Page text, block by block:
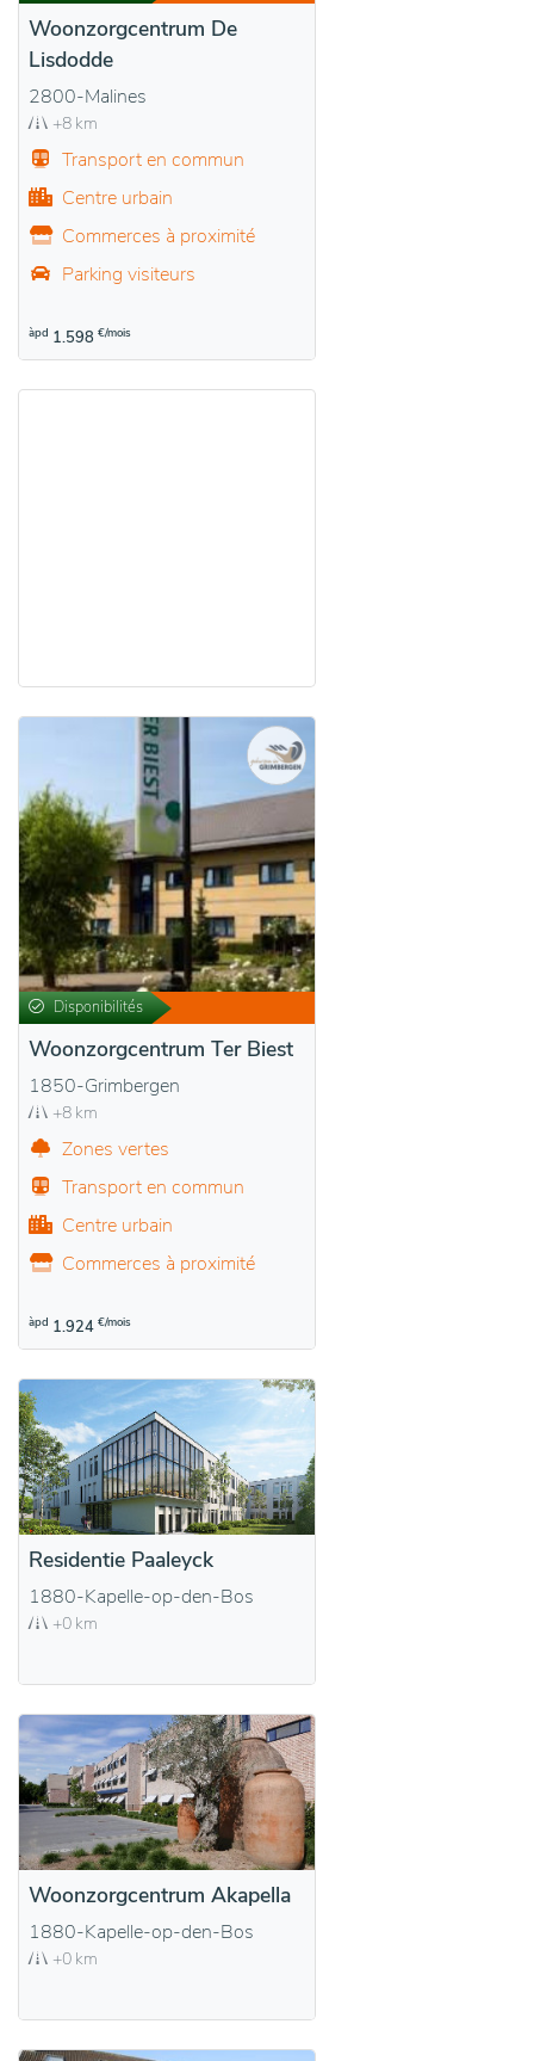
Woonzorgcentrum De
Lisdodde
2800-Malines
+8 km
Transport en commun
Centre urbain
Commerces à proximité
Parking visiteurs
àpd 1.598 €/mois
Disponibilités
Woonzorgcentrum Ter Biest
1850-Grimbergen
+8 km
Zones vertes
Transport en commun
Centre urbain
Commerces à proximité
àpd 1.924 €/mois
Residentie Paaleyck
1880-Kapelle-op-den-Bos
+0 km
Woonzorgcentrum Akapella
1880-Kapelle-op-den-Bos
+0 km